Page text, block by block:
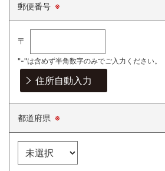
郵便番号 ※
〒
"-"は含めず半角数字のみでご入力ください。
都道府県 ※